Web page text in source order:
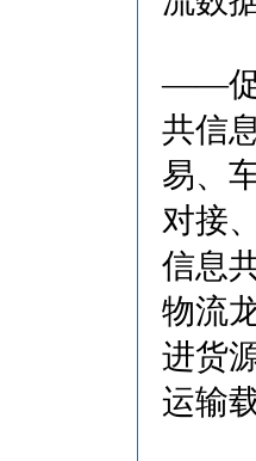
——促
共信
易、
对接
信息
物流
进货
运输